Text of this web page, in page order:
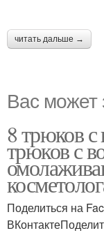
читать дальше →
Вас может
8 трюков
трюков с
Поделиться на